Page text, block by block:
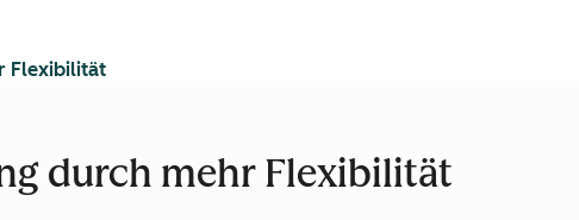
durch mehr Flexibilität
Flexibilität